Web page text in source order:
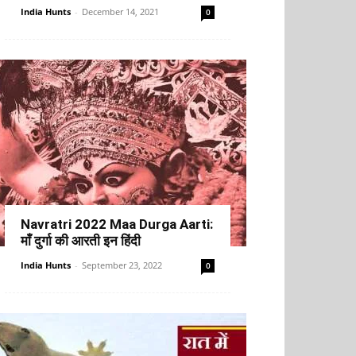
India Hunts - December 14, 2021 0
Navratri 2022 Maa Durga Aarti:
माँ दुर्गा की आरती इन हिंदी
India Hunts - September 23, 2022 0